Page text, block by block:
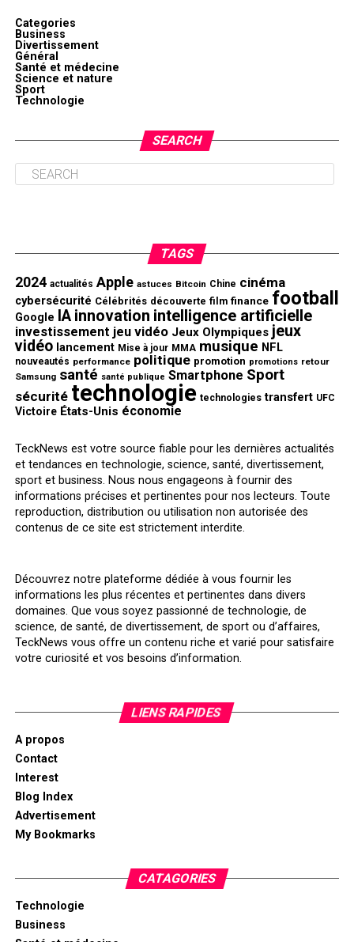
Categories
Business
Divertissement
Général
Santé et médecine
Science et nature
Sport
Technologie
SEARCH
TAGS
2024 actualités Apple astuces Bitcoin Chine cinéma
cybersécurité Célébrités découverte film finance football
Google IA innovation intelligence artificielle
investissement jeu vidéo Jeux Olympiques jeux
vidéo lancement Mise à jour MMA musique NFL
nouveautés performance politique promotion promotions retour
Samsung santé santé publique Smartphone Sport
sécurité technologie technologies transfert UFC
Victoire États-Unis économie
TeckNews est votre source fiable pour les dernières actualités
et tendances en technologie, science, santé, divertissement,
sport et business. Nous nous engageons à fournir des
informations précises et pertinentes pour nos lecteurs. Toute
reproduction, distribution ou utilisation non autorisée des
contenus de ce site est strictement interdite.
Découvrez notre plateforme dédiée à vous fournir les
informations les plus récentes et pertinentes dans divers
domaines. Que vous soyez passionné de technologie, de
science, de santé, de divertissement, de sport ou d’affaires,
TeckNews vous offre un contenu riche et varié pour satisfaire
votre curiosité et vos besoins d’information.
LIENS RAPIDES
A propos
Contact
Interest
Blog Index
Advertisement
My Bookmarks
CATAGORIES
Technologie
Business